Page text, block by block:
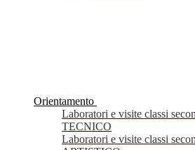
Orientamento
Laboratori e visite classi
TECNICO
Laboratori e visite classi